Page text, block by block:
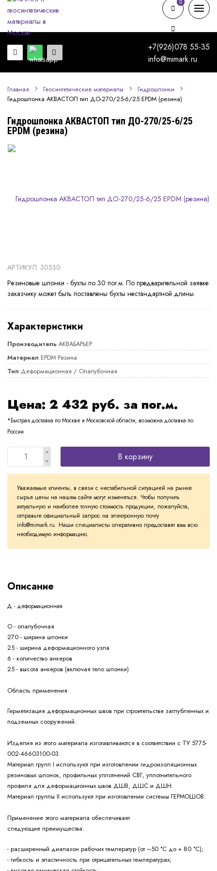
+7(926)078 55-35
info@mimark.ru
0
0
Главная Геосинтетические материалы Гидрошпонки
Гидрошпонка АКВАСТОП тип ДО-270/25-6/25 EPDM (резина)
Гидрошпонка АКВАСТОП тип ДО-270/25-6/25
EPDM (резина)
АРТИКУЛ: 30530
Резиновые шпонки - бухты по 30 пог.м. По предварительной заявке
заказчику может быть поставлены бухты нестандартной длины.
Характеристики
Производитель АКВАБАРЬЕР
Материал EPDM Резина
Тип Деформационная / Опалубочная
Цена: 2 432 руб. за пог.м.
*Быстрая доставка по Москве и Московской области, возможна доставка по
России
В корзину
Уважаемые клиенты, в связи с нестабильной ситуацией на рынке
сырья цены на нашем сайте могут изменяться. Чтобы получить
актуальную и наиболее точную стоимость продукции, пожалуйста,
отправьте официальный запрос на электронную почту
info@mimark.ru. Наши специалисты оперативно предоставят вам всю
необходимую информацию.
Описание
Д - деформационная
О - опалубочная
270 - ширина шпонки
25 - ширина деформационного узла
6 - количество анкеров
25 - высота анкеров (включая тело шпонки)
Область применения:
Герметизация деформационных швов при строительстве заглубленных и
подземных сооружений.
Изделия из этого материала изготавливаются в соответствии с ТУ 5775-
002-46603100-03.
Материал групп I используют при изготовлении гидроизоляционных
резиновых шпонок, профильных уплотнений СВГ, уплотнительного
профиля для деформационных швов ДШВ, ДШС и ДШН.
Материал группы II используют при изготовлении системы ГЕРМОШОВ.
Применение этого материала обеспечивает
следующие преимущества:
- расширенный диапазон рабочих температур (от –50 °С до + 80 °С);
- гибкость и эластичность при отрицательных температурах;